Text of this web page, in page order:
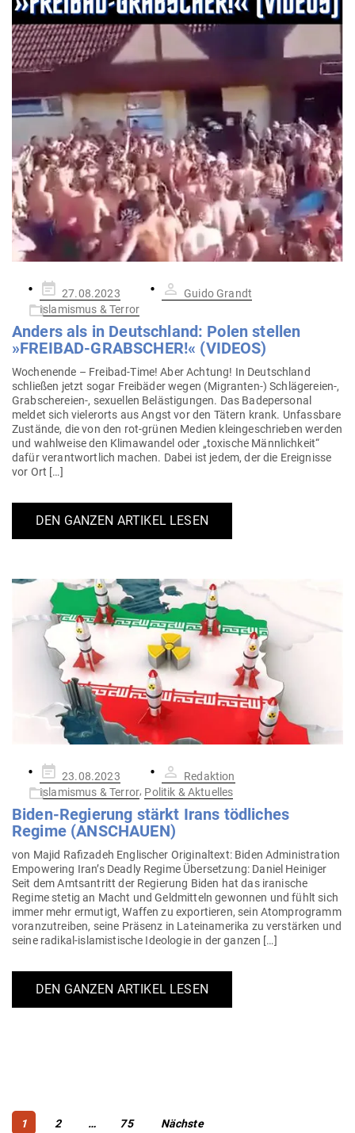
Gepostet
am
27.08.2023
Guido Grandt
Islamismus & Terror
Anders als in Deutschland: Polen stellen
»FREIBAD-GRAB­SCHER!« (VIDEOS)
Wochenende – Freibad-Time! Aber Achtung! In Deutschland
schließen jetzt sogar Frei­bäder wegen (Migranten-) Schlägereien‑,
Grabschereien‑, sexu­ellen Beläs­ti­gungen. Das Bade­per­sonal
meldet sich vie­lerorts aus Angst vor den Tätern krank. Unfassbare
Zustände, die von den rot-grünen Medien klein­ge­schrieben werden
und wahl­weise den Kli­ma­wandel oder „toxische Männ­lichkeit“
dafür ver­ant­wortlich machen. Dabei ist jedem, der die Ereig­nisse
vor Ort […]
DEN GANZEN ARTIKEL LESEN
Gepostet
am
23.08.2023
Redaktion
Islamismus & Terror, Politik & Aktuelles
Biden-Regierung stärkt Irans töd­liches
Regime (ANSCHAUEN)
von Majid Rafizadeh Eng­li­scher Ori­gi­naltext: Biden Admi­nis­tration
Empowering Iran’s Deadly Regime Über­setzung: Daniel Hei­niger
Seit dem Amts­an­tritt der Regierung Biden hat das ira­nische
Regime stetig an Macht und Geld­mitteln gewonnen und fühlt sich
immer mehr ermutigt, Waffen zu expor­tieren, sein Atom­pro­gramm
vor­an­zu­treiben, seine Präsenz in Latein­amerika zu ver­stärken und
seine radikal-isla­­mis­­tische Ideo­logie in der ganzen […]
DEN GANZEN ARTIKEL LESEN
Beitragsnavigation
Page
1 Page
2 … Page
75 Nächste